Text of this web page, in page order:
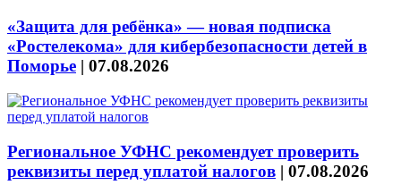
«Защита для ребёнка» — новая подписка
«Ростелекома» для кибербезопасности детей в
Поморье | 07.08.2026
Региональное УФНС рекомендует проверить
реквизиты перед уплатой налогов | 07.08.2026